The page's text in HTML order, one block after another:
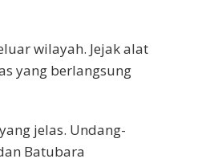
wilayah. Jejak alat
yang berlangsung
jelas. Undang-
Batubara